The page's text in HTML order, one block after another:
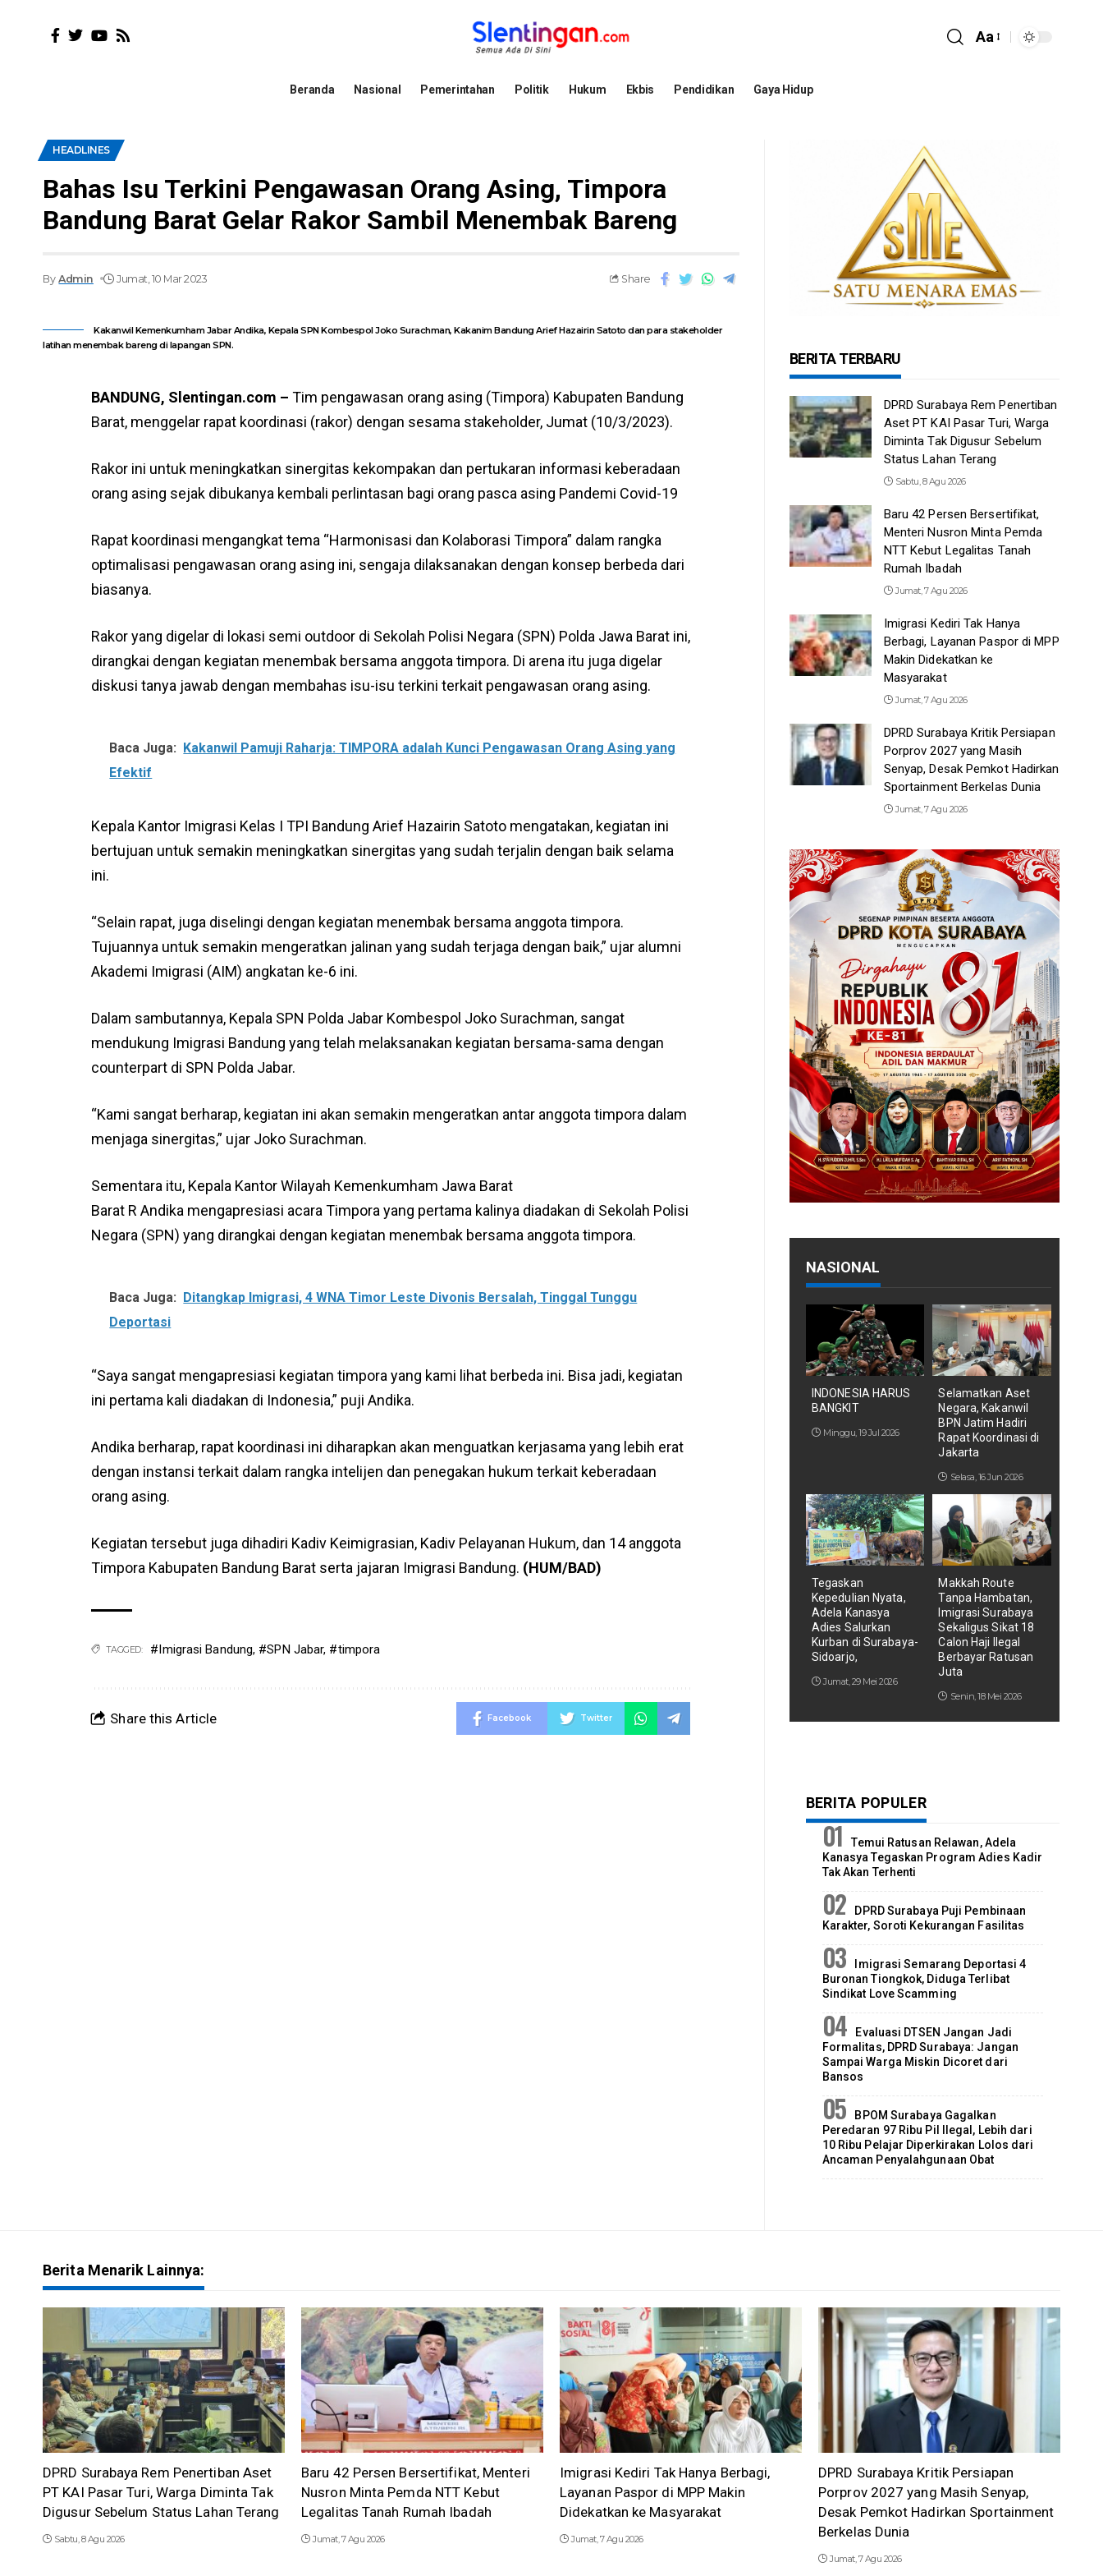
Aa
Beranda Nasional Pemerintahan Politik Hukum Ekbis Pendidikan Gaya Hidup
HEADLINES
Bahas Isu Terkini Pengawasan Orang Asing, Timpora
Bandung Barat Gelar Rakor Sambil Menembak Bareng
By Admin Jumat, 10 Mar 2023 Share
Kakanwil Kemenkumham Jabar Andika, Kepala SPN Kombespol Joko Surachman, Kakanim Bandung Arief Hazairin Satoto dan para stakeholder
latihan menembak bareng di lapangan SPN.
BANDUNG, Slentingan.com –Tim pengawasan orang asing (Timpora) Kabupaten Bandung
Barat, menggelar rapat koordinasi (rakor) dengan sesama stakeholder, Jumat (10/3/2023).
Rakor ini untuk meningkatkan sinergitas kekompakan dan pertukaran informasi keberadaan
orang asing sejak dibukanya kembali perlintasan bagi orang pasca asing Pandemi Covid-19
Rapat koordinasi mengangkat tema “Harmonisasi dan Kolaborasi Timpora” dalam rangka
optimalisasi pengawasan orang asing ini, sengaja dilaksanakan dengan konsep berbeda dari
biasanya.
Rakor yang digelar di lokasi semi outdoor di Sekolah Polisi Negara (SPN) Polda Jawa Barat ini,
dirangkai dengan kegiatan menembak bersama anggota timpora. Di arena itu juga digelar
diskusi tanya jawab dengan membahas isu-isu terkini terkait pengawasan orang asing.
Baca Juga: Kakanwil Pamuji Raharja: TIMPORA adalah Kunci Pengawasan Orang Asing yang
Efektif
Kepala Kantor Imigrasi Kelas I TPI Bandung Arief Hazairin Satoto mengatakan, kegiatan ini
bertujuan untuk semakin meningkatkan sinergitas yang sudah terjalin dengan baik selama
ini.
“Selain rapat, juga diselingi dengan kegiatan menembak bersama anggota timpora.
Tujuannya untuk semakin mengeratkan jalinan yang sudah terjaga dengan baik,” ujar alumni
Akademi Imigrasi (AIM) angkatan ke-6 ini.
Dalam sambutannya, Kepala SPN Polda Jabar Kombespol Joko Surachman, sangat
mendukung Imigrasi Bandung yang telah melaksanakan kegiatan bersama-sama dengan
counterpart di SPN Polda Jabar.
“Kami sangat berharap, kegiatan ini akan semakin mengeratkan antar anggota timpora dalam
menjaga sinergitas,” ujar Joko Surachman.
Sementara itu, Kepala Kantor Wilayah Kemenkumham Jawa Barat
Barat R Andika mengapresiasi acara Timpora yang pertama kalinya diadakan di Sekolah Polisi
Negara (SPN) yang dirangkai dengan kegiatan menembak bersama anggota timpora.
Baca Juga: Ditangkap Imigrasi, 4 WNA Timor Leste Divonis Bersalah, Tinggal Tunggu
Deportasi
“Saya sangat mengapresiasi kegiatan timpora yang kami lihat berbeda ini. Bisa jadi, kegiatan
ini pertama kali diadakan di Indonesia,” puji Andika.
Andika berharap, rapat koordinasi ini diharapkan akan menguatkan kerjasama yang lebih erat
dengan instansi terkait dalam rangka intelijen dan penegakan hukum terkait keberadaan
orang asing.
Kegiatan tersebut juga dihadiri Kadiv Keimigrasian, Kadiv Pelayanan Hukum, dan 14 anggota
Timpora Kabupaten Bandung Barat serta jajaran Imigrasi Bandung. (HUM/BAD)
TAGGED: #Imigrasi Bandung, #SPN Jabar, #timpora
Share this Article Facebook Twitter
BERITA TERBARU
DPRD Surabaya Rem Penertiban
Aset PT KAI Pasar Turi, Warga
Diminta Tak Digusur Sebelum
Status Lahan Terang
Sabtu, 8 Agu 2026
Baru 42 Persen Bersertifikat,
Menteri Nusron Minta Pemda
NTT Kebut Legalitas Tanah
Rumah Ibadah
Jumat, 7 Agu 2026
Imigrasi Kediri Tak Hanya
Berbagi, Layanan Paspor di MPP
Makin Didekatkan ke
Masyarakat
Jumat, 7 Agu 2026
DPRD Surabaya Kritik Persiapan
Porprov 2027 yang Masih
Senyap, Desak Pemkot Hadirkan
Sportainment Berkelas Dunia
Jumat, 7 Agu 2026
NASIONAL
INDONESIA HARUS
BANGKIT
Minggu, 19 Jul 2026
Selamatkan Aset
Negara, Kakanwil
BPN Jatim Hadiri
Rapat Koordinasi di
Jakarta
Selasa, 16 Jun 2026
Tegaskan
Kepedulian Nyata,
Adela Kanasya
Adies Salurkan
Kurban di Surabaya-
Sidoarjo,
Jumat, 29 Mei 2026
Makkah Route
Tanpa Hambatan,
Imigrasi Surabaya
Sekaligus Sikat 18
Calon Haji Ilegal
Berbayar Ratusan
Juta
Senin, 18 Mei 2026
BERITA POPULER
Temui Ratusan Relawan, Adela
Kanasya Tegaskan Program Adies Kadir
Tak Akan Terhenti
DPRD Surabaya Puji Pembinaan
Karakter, Soroti Kekurangan Fasilitas
Imigrasi Semarang Deportasi 4
Buronan Tiongkok, Diduga Terlibat
Sindikat Love Scamming
Evaluasi DTSEN Jangan Jadi
Formalitas, DPRD Surabaya: Jangan
Sampai Warga Miskin Dicoret dari
Bansos
BPOM Surabaya Gagalkan
Peredaran 97 Ribu Pil Ilegal, Lebih dari
10 Ribu Pelajar Diperkirakan Lolos dari
Ancaman Penyalahgunaan Obat
Berita Menarik Lainnya:
DPRD Surabaya Rem Penertiban Aset
PT KAI Pasar Turi, Warga Diminta Tak
Digusur Sebelum Status Lahan Terang
Sabtu, 8 Agu 2026
Baru 42 Persen Bersertifikat, Menteri
Nusron Minta Pemda NTT Kebut
Legalitas Tanah Rumah Ibadah
Jumat, 7 Agu 2026
Imigrasi Kediri Tak Hanya Berbagi,
Layanan Paspor di MPP Makin
Didekatkan ke Masyarakat
Jumat, 7 Agu 2026
DPRD Surabaya Kritik Persiapan
Porprov 2027 yang Masih Senyap,
Desak Pemkot Hadirkan Sportainment
Berkelas Dunia
Jumat, 7 Agu 2026